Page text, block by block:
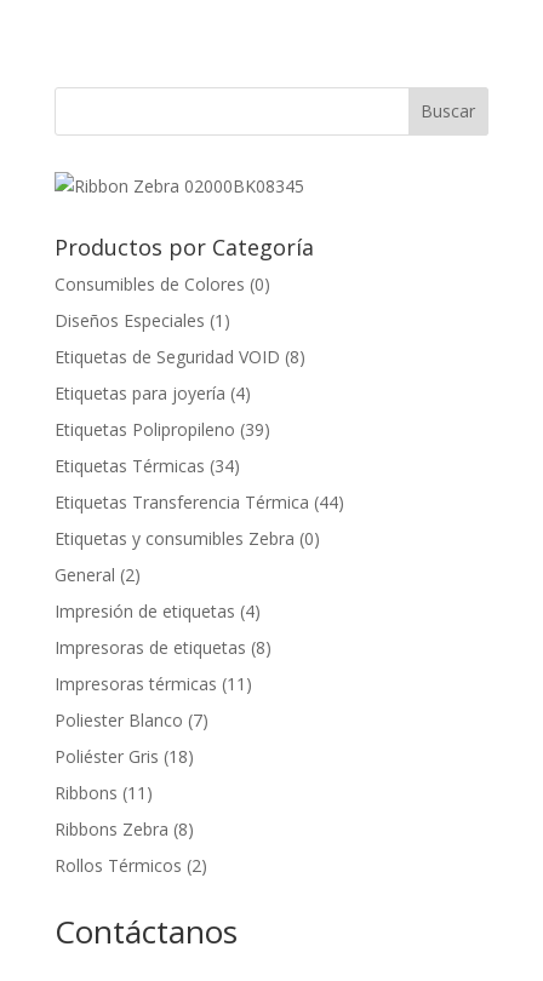
Productos por Categoría
Consumibles de Colores (0)
Diseños Especiales (1)
Etiquetas de Seguridad VOID (8)
Etiquetas para joyería (4)
Etiquetas Polipropileno (39)
Etiquetas Térmicas (34)
Etiquetas Transferencia Térmica (44)
Etiquetas y consumibles Zebra (0)
General (2)
Impresión de etiquetas (4)
Impresoras de etiquetas (8)
Impresoras térmicas (11)
Poliester Blanco (7)
Poliéster Gris (18)
Ribbons (11)
Ribbons Zebra (8)
Rollos Térmicos (2)
Contáctanos